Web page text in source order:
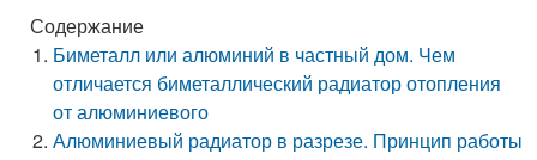
Содержание
Биметалл или алюминий в частный дом. Чем
отличается биметаллический радиатор отопления
от алюминиевого
Алюминиевый радиатор в разрезе. Принцип работы